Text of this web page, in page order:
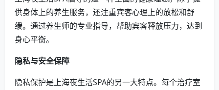
供身体上的养生服务，还注重宾客心理上的放松和舒
缓。通过养生师的专业指导，帮助宾客释放压力，达到
身心平衡。
隐私与安全保障
隐私保护是上海夜生活SPA的另一大特点。每个治疗室